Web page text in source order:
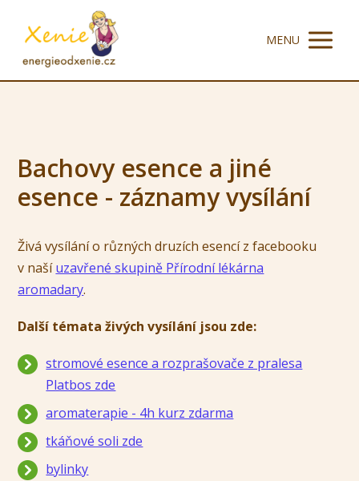
MENU
Bachovy esence a jiné
esence - záznamy vysílání
Živá vysílání o různých druzích esencí z facebooku
v našíuzavřené skupině Přírodní lékárna
aromadary.
Další témata živých vysílání jsou zde:
stromové esence a rozprašovače z pralesa
Platbos zde
aromaterapie - 4h kurz zdarma
tkáňové soli zde
bylinky